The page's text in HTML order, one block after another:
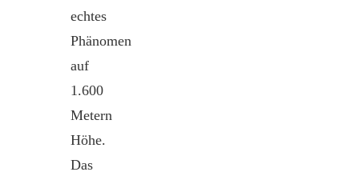
echtes
Phänomen
auf
1.600
Metern
Höhe.
Das